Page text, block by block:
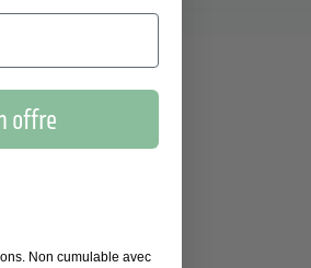
offre
Non cumulable avec